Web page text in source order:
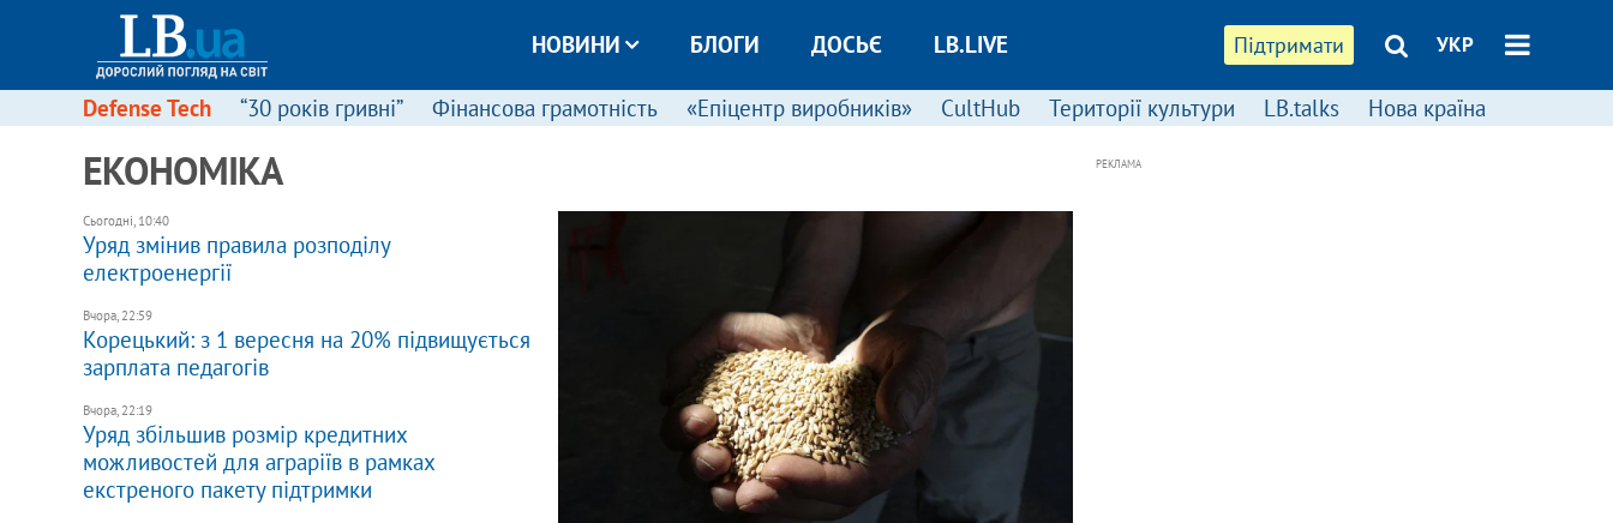
Підтримати УКР
НОВИНИ БЛОГИ ДОСЬЄ LB.LIVE
Defense Tech “30 років гривні” Фінансова грамотність «Епіцентр виробників» CultHub Території культури LB.talks Нова країна
ЕКОНОМІКА
Сьогодні, 10:40
Уряд змінив правила розподілу
електроенергії
Вчора, 22:59
Корецький: з 1 вересня на 20% підвищується
зарплата педагогів
Вчора, 22:19
Уряд збільшив розмір кредитних
можливостей для аграріїв в рамках
екстреного пакету підтримки
РЕКЛАМА